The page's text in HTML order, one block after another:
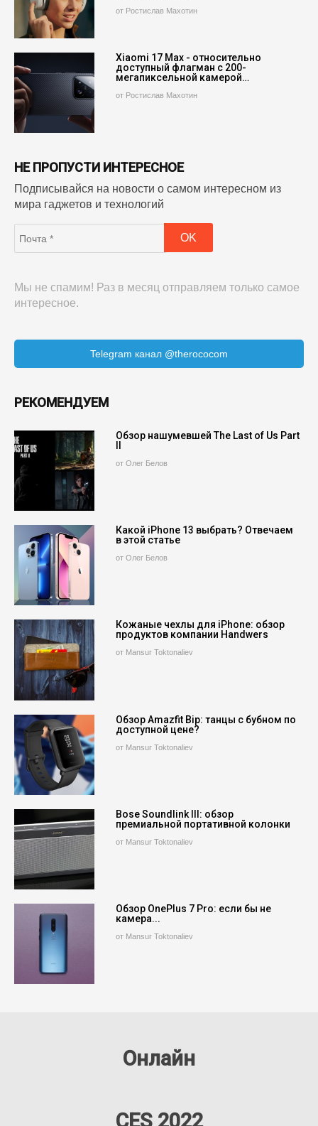
от Ростислав Махотин
Xiaomi 17 Max - относительно
доступный флагман с 200-
мегапиксельной камерой…
от Ростислав Махотин
НЕ ПРОПУСТИ ИНТЕРЕСНОЕ
Подписывайся на новости о самом интересном из
мира гаджетов и технологий
Мы не спамим! Раз в месяц отправляем только самое
интересное.
Telegram канал @therococom
РЕКОМЕНДУЕМ
Обзор нашумевшей The Last of Us Part
от Олег Белов
Какой iPhone 13 выбрать? Отвечаем
в этой статье
от Олег Белов
Кожаные чехлы для iPhone: обзор
продуктов компании Handwers
от Mansur Toktonaliev
Обзор Amazfit Bip: танцы с бубном по
доступной цене?
от Mansur Toktonaliev
Bose Soundlink III: обзор
премиальной портативной колонки
от Mansur Toktonaliev
Обзор OnePlus 7 Pro: если бы не
камера...
от Mansur Toktonaliev
Онлайн
CES 2022